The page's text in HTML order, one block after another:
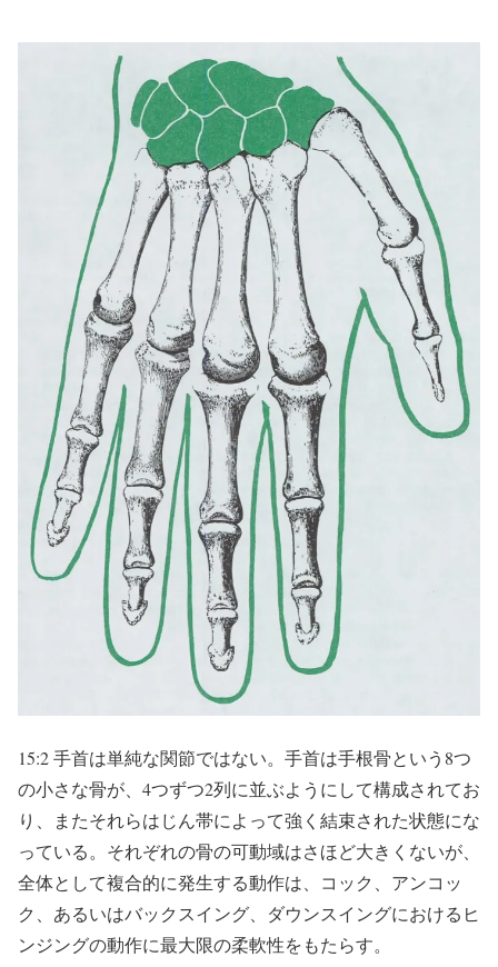
15:2 手首は単純な関節ではない。手首は手根骨という8つ
の小さな骨が、4つずつ2列に並ぶようにして構成されてお
り、またそれらはじん帯によって強く結束された状態にな
っている。それぞれの骨の可動域はさほど大きくないが、
全体として複合的に発生する動作は、コック、アンコッ
ク、あるいはバックスイング、ダウンスイングにおけるヒ
ンジングの動作に最大限の柔軟性をもたらす。